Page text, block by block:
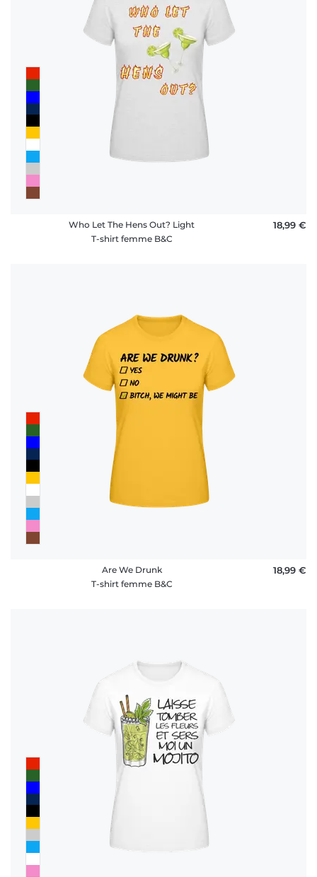
Who Let The Hens Out? Light
T-shirt femme B&C
18,99 €
Are We Drunk
T-shirt femme B&C
18,99 €